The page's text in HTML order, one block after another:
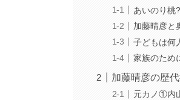
あいのり桃
加藤晴彦と
子どもは何
家族のため
加藤晴彦の歴代
元カノ①内